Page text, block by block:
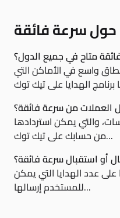
حول سرعة فائقة
متاح في جميع الدول؟
واسع في الأماكن التي
العملات من سرعة فائقة؟
والتي يمكن استردادها
من حسابك على تيك توك...
أو استقبال سرعة فائقة؟
عدد الهدايا التي يمكن
للمستخدم إرسالها...